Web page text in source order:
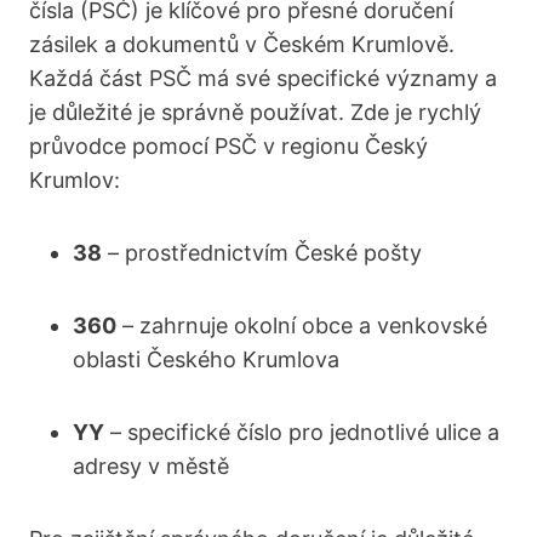
čísla (PSČ) je klíčové pro přesné doručení
zásilek a dokumentů v Českém Krumlově.
Každá část PSČ má své specifické významy a
je důležité je správně používat. Zde je rychlý
průvodce pomocí PSČ v regionu Český
Krumlov:
38 – prostřednictvím České pošty
360 – zahrnuje okolní obce a venkovské
oblasti Českého Krumlova
YY – specifické číslo pro jednotlivé ulice a
adresy v městě